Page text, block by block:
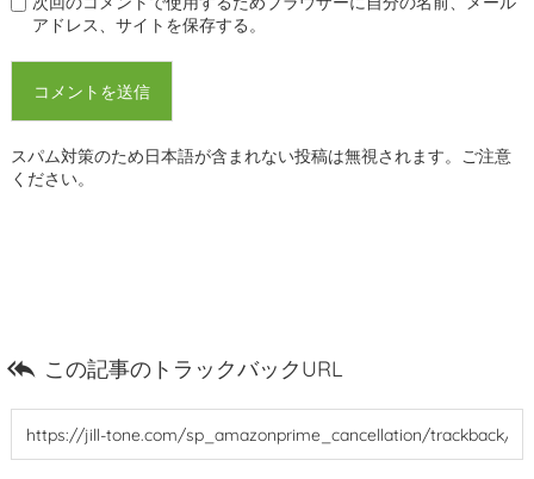
アドレス、サイトを保存する。
スパム対策のため日本語が含まれない投稿は無視されます。ご注意
ください。
 この記事のトラックバックURL